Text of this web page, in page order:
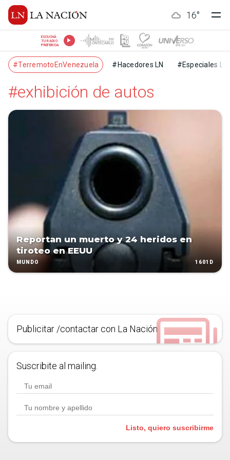
16°
ESCUCHÁ
TU RADIO
PREFERIDA
#TerremotoEnVenezuela #Hacedores LN #Especiales LN
#exhibición de autos
Reportan un muerto y 24 heridos en
tiroteo en EEUU
MUNDO 1601D
Publicitar /contactar con La Nación
Suscribite al mailing.
Listo, quiero suscribirme